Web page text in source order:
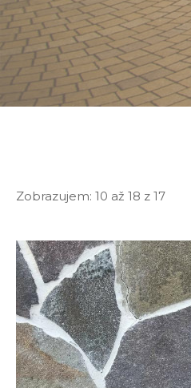
Zobrazujem: 10 až 18 z 17